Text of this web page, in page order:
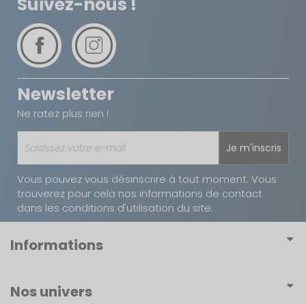
Newsletter
Ne ratez plus rien !
Je m'inscris
Vous pouvez vous désinscrire à tout moment. Vous
trouverez pour cela nos informations de contact
dans les conditions d'utilisation du site.
Informations
Conditions générales d'utilisation
Nos univers